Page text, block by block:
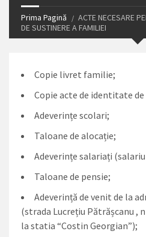
Prima Pagină
ACTE NECESARE
DE SUSTINERE A FAMILIEI
Copie livret familie;
Copie acte de identitate
Adeverințe scolari;
Taloane de alocație;
Adeverințe salariați
Taloane de pensie;
Adeverință de venit de la
(strada Lucrețiu Pătrășcanu ,
la statia “Costin Georgian”);